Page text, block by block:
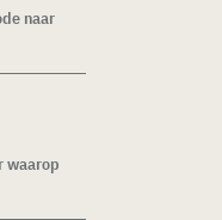
naar
waarop